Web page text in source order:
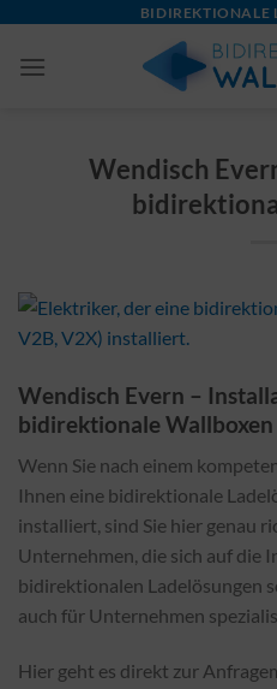
content
BIDIREKTIONALE
Wendisch
Wendisch Evern –
bidirektionale Wallboxen
Wenn Sie nach einem
Ihnen eine bidirektionale
installiert, sind Sie hier genau
Unternehmen, die sich auf die
bidirektionalen Ladelösungen
auch für Unternehmen
Hier geht es direkt zur